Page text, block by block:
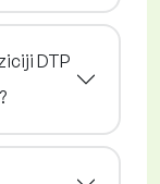
DTP